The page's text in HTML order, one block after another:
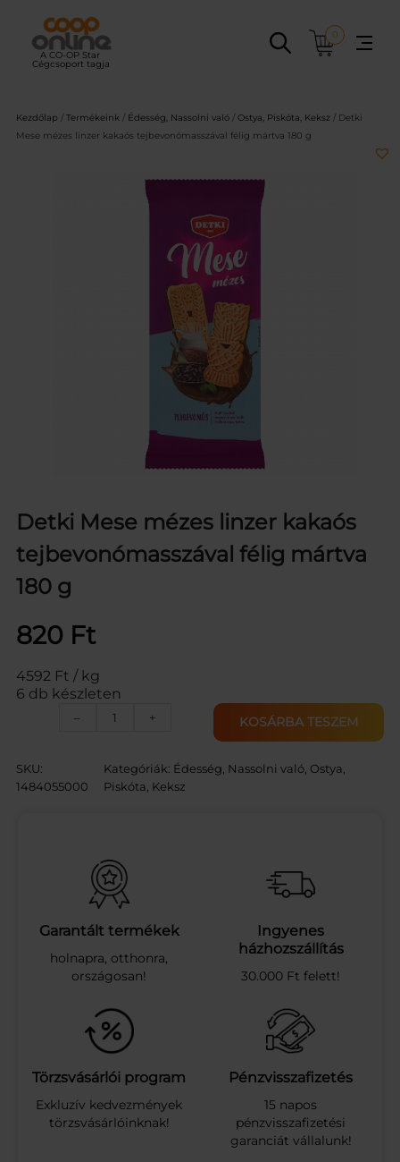
tartalomhoz
0
Kezdőlap / Termékeink / Édesség, Nassolni való / Ostya, Piskóta, Keksz / Detki
Mese mézes linzer kakaós tejbevonómasszával félig mártva 180 g
Detki Mese mézes linzer kakaós
tejbevonómasszával félig mártva
180 g
820 Ft
4592 Ft / kg
6 db készleten
–
D
K
I
M
É
Z
E
L
I
Z
.
K
A
K
.
T
+ KOSÁRBA TESZEM
SKU:
1484055000
Kategóriák: Édesség, Nassolni való, Ostya,
Piskóta, Keksz
Garantált termékek
holnapra, otthonra,
országosan!
Ingyenes
házhozszállítás
30.000 Ft felett!
Törzsvásárlói program
Exkluzív kedvezmények
törzsvásárlóinknak!
Pénzvisszafizetés
15 napos
pénzvisszafizetési
garanciát vállalunk!